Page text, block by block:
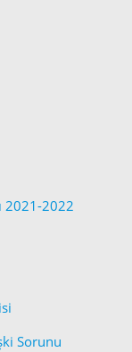
2021-2022
Sorunu